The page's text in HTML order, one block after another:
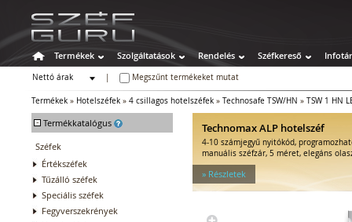
Termékek Szolgáltatások Rendelés Széfkereső Infotár
Nettó árak
Megszűnt termékeket mutat
Termékek » Hotelszéfek » 4 csillagos hotelszéfek » Technosafe TSW/HN » TSW 1 HN
- Termékkatalógus
Széfek
Értékszéfek
Tűzálló széfek
Speciális széfek
Fegyverszekrények
Technomax ALP hotelszéf
4-10 számjegyű nyitókód,
manuális széfzár, 5 méret, elegáns
» Részletek